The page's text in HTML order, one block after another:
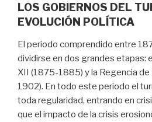
LOS GOBIERNOS DEL
EVOLUCIÓN POLÍTICA
El periodo comprendido entre
dividirse en dos grandes etapas:
XII (1875-1885) y la Regencia
1902). En todo este periodo el
toda regularidad, entrando en
que el impacto de la crisis